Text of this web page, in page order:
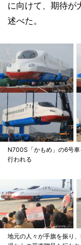
に向けて、期待が
述べた。
N700S「かもめ」の6号
行われる
地元の人々が手旗を振り